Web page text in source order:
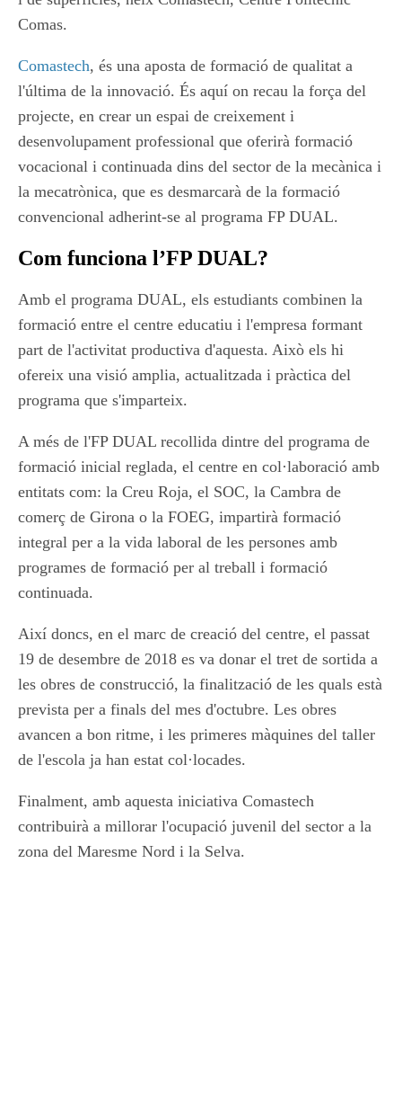
Comas.
Comastech, és una aposta de formació de qualitat a
l'última de la innovació. És aquí on recau la força del
projecte, en crear un espai de creixement i
desenvolupament professional que oferirà formació
vocacional i continuada dins del sector de la mecànica i
la mecatrònica, que es desmarcarà de la formació
convencional adherint-se al programa FP DUAL.
Com funciona l’FP DUAL?
Amb el programa DUAL, els estudiants combinen la
formació entre el centre educatiu i l'empresa formant
part de l'activitat productiva d'aquesta. Això els hi
ofereix una visió amplia, actualitzada i pràctica del
programa que s'imparteix.
A més de l'FP DUAL recollida dintre del programa de
formació inicial reglada, el centre en col·laboració amb
entitats com: la Creu Roja, el SOC, la Cambra de
comerç de Girona o la FOEG, impartirà formació
integral per a la vida laboral de les persones amb
programes de formació per al treball i formació
continuada.
Així doncs, en el marc de creació del centre, el passat
19 de desembre de 2018 es va donar el tret de sortida a
les obres de construcció, la finalització de les quals està
prevista per a finals del mes d'octubre. Les obres
avancen a bon ritme, i les primeres màquines del taller
de l'escola ja han estat col·locades.
Finalment, amb aquesta iniciativa Comastech
contribuirà a millorar l'ocupació juvenil del sector a la
zona del Maresme Nord i la Selva.